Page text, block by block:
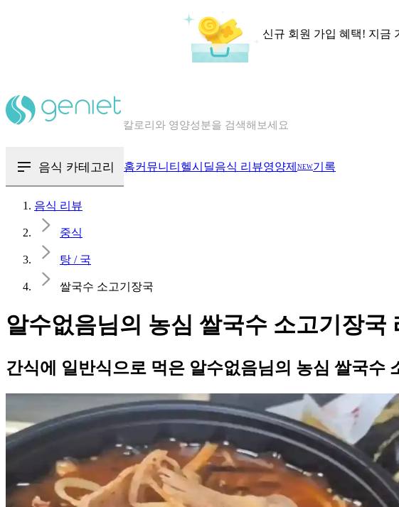
신규 회원 가입 혜택! 지금
혈당 · 다이어트 음식 검색해보세요
음식 카테고리 홈커뮤니티 헬시딜음식 리뷰영양제 NEW기록
음식 리뷰
중식
탕 / 국
쌀국수 소고기장국
알수없음님의 농심 쌀국수 소고기장국
간식에 일반식으로 먹은 알수없음님의 농심 쌀국수